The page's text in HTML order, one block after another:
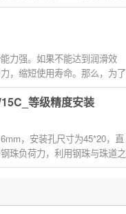
力强。如果不能达到润滑效
，缩短使用寿命。那么，为了
等级精度安装
，安装孔尺寸为45*20，直
珠负荷力，利用钢珠与珠道之